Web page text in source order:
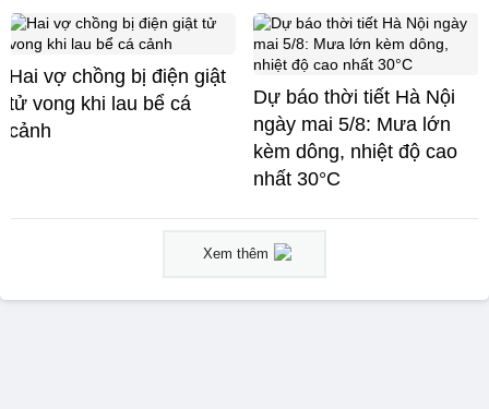
Hai vợ chồng bị điện giật
tử vong khi lau bể cá
cảnh
Dự báo thời tiết Hà Nội
ngày mai 5/8: Mưa lớn
kèm dông, nhiệt độ cao
nhất 30°C
Xem thêm